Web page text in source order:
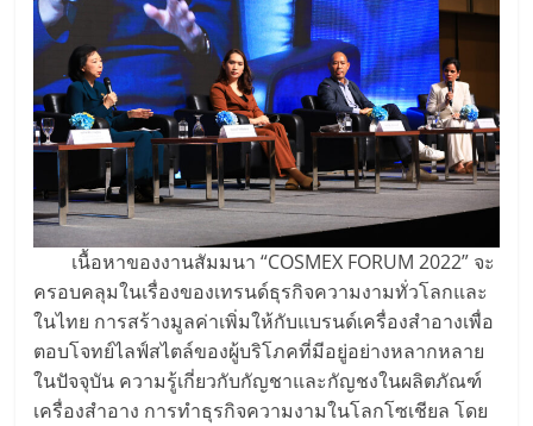
เนื้อหาของงานสัมมนา “COSMEX FORUM 2022” จะ
ครอบคลุมในเรื่องของเทรนด์ธุรกิจความงามทั่วโลกและ
ในไทย การสร้างมูลค่าเพิ่มให้กับแบรนด์เครื่องสำอางเพื่อ
ตอบโจทย์ไลฟ์สไตล์ของผู้บริโภคที่มีอยู่อย่างหลากหลาย
ในปัจจุบัน ความรู้เกี่ยวกับกัญชาและกัญชงในผลิตภัณฑ์
เครื่องสำอาง การทำธุรกิจความงามในโลกโซเชียล โดย